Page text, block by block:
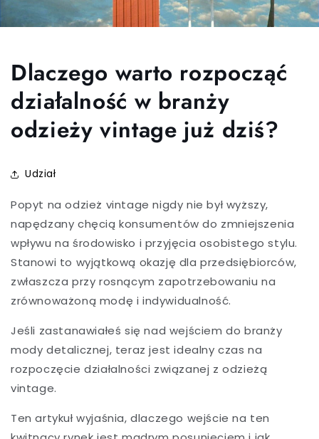
Dlaczego warto rozpocząć
działalność w branży
odzieży vintage już dziś?
Udział
Popyt na odzież vintage nigdy nie był wyższy,
napędzany chęcią konsumentów do zmniejszenia
wpływu na środowisko i przyjęcia osobistego stylu.
Stanowi to wyjątkową okazję dla przedsiębiorców,
zwłaszcza przy rosnącym zapotrzebowaniu na
zrównoważoną modę i indywidualność.
Jeśli zastanawiałeś się nad wejściem do branży
mody detalicznej, teraz jest idealny czas na
rozpoczęcie działalności związanej z odzieżą
vintage.
Ten artykuł wyjaśnia, dlaczego wejście na ten